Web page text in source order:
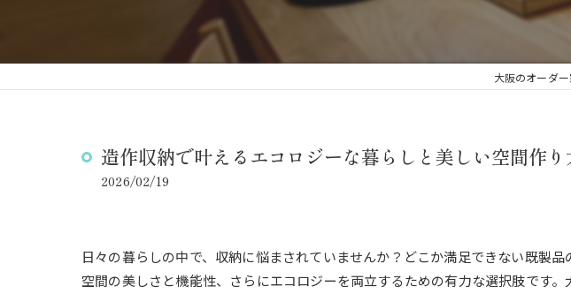
大阪のオーダ
造作収納で叶えるエコロジーな暮らしと美しい空間作
2026/02/19
日々の暮らしの中で、収納に悩まされていませんか？どこか満足できない既製
空間の美しさと機能性、さらにエコロジーを両立するための有力な選択肢です